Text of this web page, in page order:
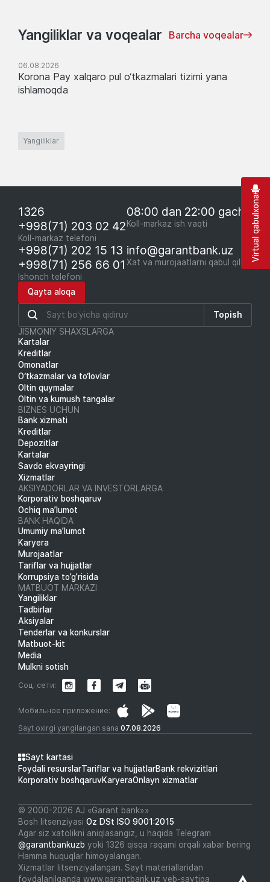
Yangiliklar va voqealar Barcha voqealar
06.08.2026
Korona Pay xalqaro pul o‘tkazmalari tizimi yana
ishlamoqda
Yangiliklar
1326
+998(71) 203 02 42
Koll-markaz telefoni
08:00 dan 22:00 gacha
Koll-markaz ish vaqti
+998(71) 202 15 13
+998(71) 256 66 01
Ishonch telefoni
info@garantbank.uz
Xat va murojaatlarni qabul qilish
Qayta aloqa
Topish
JISMONIY SHAXSLARGA
Kartalar
Kreditlar
Omonatlar
O‘tkazmalar va to‘lovlar
Oltin quymalar
Oltin va kumush tangalar
BIZNES UCHUN
Bank xizmati
Kreditlar
Depozitlar
Kartalar
Savdo ekvayringi
Xizmatlar
AKSIYADORLAR VA INVESTORLARGA
Korporativ boshqaruv
Ochiq ma’lumot
BANK HAQIDA
Umumiy ma’lumot
Karyera
Murojaatlar
Tariflar va hujjatlar
Korrupsiya to’g’risida
MATBUOT MARKAZI
Yangiliklar
Tadbirlar
Aksiyalar
Tenderlar va konkurslar
Matbuot-kit
Media
Mulkni sotish
Sayt oxirgi yangilangan sana 07.08.2026
Мобильное приложение:
Соц. сети:
Sayt kartasi
Foydali resurslarTariflar va hujjatlarBank rekvizitlari
Korporativ boshqaruvKaryeraOnlayn xizmatlar
© 2000-2026 АJ «Garant bank»»
Bosh litsenziyasi Oz DSt ISO 9001:2015
Agar siz xatolikni aniqlasangiz, u haqida Telegram
@garantbankuzb yoki 1326 qisqa raqami orqali xabar bering
Hamma huquqlar himoyalangan.
Xizmatlar litsenziyalangan. Sayt materiallaridan
foydalanilganda www.garantbank.uz veb-saytiga
Virtual qabulxona